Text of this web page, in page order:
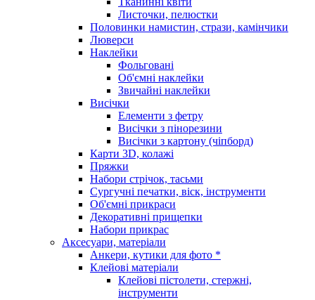
Листочки, пелюстки
Половинки намистин, стрази, камінчики
Люверси
Наклейки
Фольговані
Об'ємні наклейки
Звичайні наклейки
Висічки
Елементи з фетру
Висічки з пінорезини
Висічки з картону (чіпборд)
Карти 3D, колажі
Пряжки
Набори стрічок, тасьми
Сургучні печатки, віск, інструменти
Об'ємні прикраси
Декоративні прищепки
Набори прикрас
Аксесуари, матеріали
Анкери, кутики для фото *
Клейові матеріали
Клейові пістолети, стержні,
інструменти